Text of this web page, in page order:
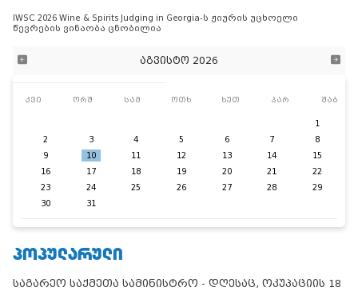
IWSC 2026 Wine & Spirits Judging in Georgia-ს ჟიურის უცხოელი
წევრების ვინაობა ცნობილია
აგვისტო 2026
კვი ორშ სამ ოთხ ხუთ პარ შაბ
1
2
3 4 5 6 7
8
9
10 11 12 13 14
15
16
17 18 19 20 21
22
23
24 25 26 27 28
29
30
31
ᲞᲝᲞᲣᲚᲐᲠᲣᲚᲘ
საგარეო საქმეთა სამინისტრო - დღესაც, ოკუპაციის 18